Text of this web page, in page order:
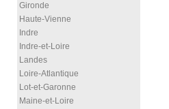
Gironde
Haute-Vienne
Indre
Indre-et-Loire
Landes
Loire-Atlantique
Lot-et-Garonne
Maine-et-Loire